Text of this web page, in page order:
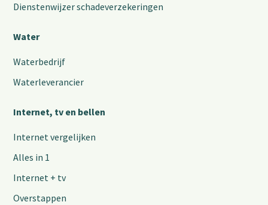
Dienstenwijzer schadeverzekeringen
Water
Waterbedrijf
Waterleverancier
Internet, tv en bellen
Internet vergelijken
Alles in 1
Internet + tv
Overstappen